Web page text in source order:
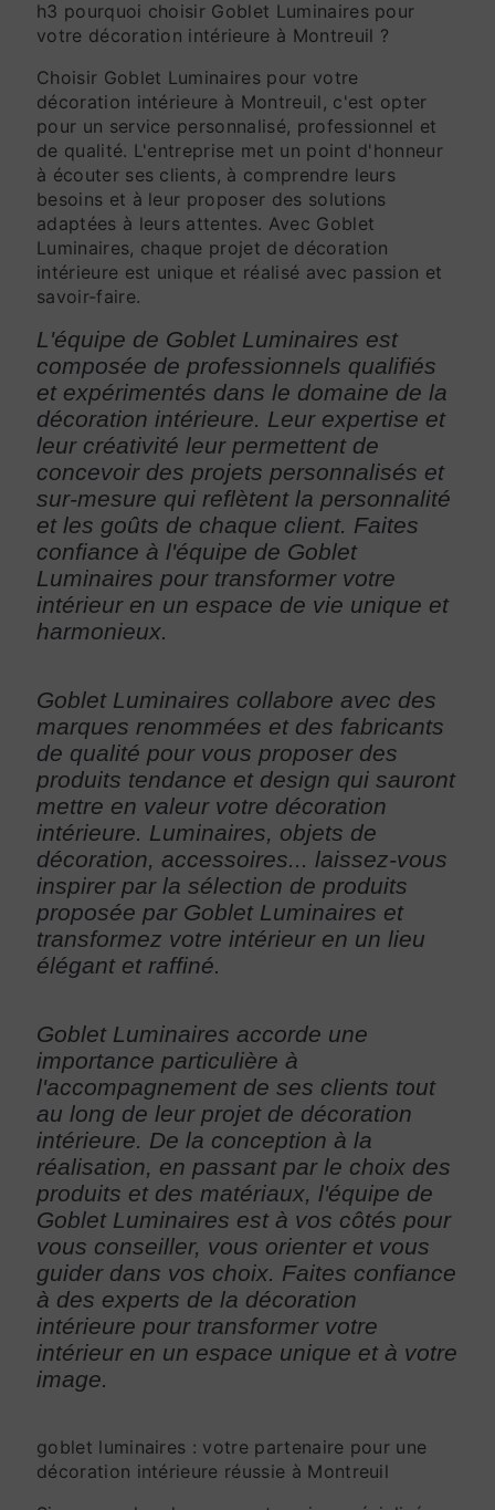
h3 pourquoi choisir Goblet Luminaires pour
votre décoration intérieure à Montreuil ?
Choisir Goblet Luminaires pour votre
décoration intérieure à Montreuil, c'est opter
pour un service personnalisé, professionnel et
de qualité. L'entreprise met un point d'honneur
à écouter ses clients, à comprendre leurs
besoins et à leur proposer des solutions
adaptées à leurs attentes. Avec Goblet
Luminaires, chaque projet de décoration
intérieure est unique et réalisé avec passion et
savoir-faire.
L'équipe de Goblet Luminaires est
composée de professionnels qualifiés
et expérimentés dans le domaine de la
décoration intérieure. Leur expertise et
leur créativité leur permettent de
concevoir des projets personnalisés et
sur-mesure qui reflètent la personnalité
et les goûts de chaque client. Faites
confiance à l'équipe de Goblet
Luminaires pour transformer votre
intérieur en un espace de vie unique et
harmonieux.
Goblet Luminaires collabore avec des
marques renommées et des fabricants
de qualité pour vous proposer des
produits tendance et design qui sauront
mettre en valeur votre décoration
intérieure. Luminaires, objets de
décoration, accessoires... laissez-vous
inspirer par la sélection de produits
proposée par Goblet Luminaires et
transformez votre intérieur en un lieu
élégant et raffiné.
Goblet Luminaires accorde une
importance particulière à
l'accompagnement de ses clients tout
au long de leur projet de décoration
intérieure. De la conception à la
réalisation, en passant par le choix des
produits et des matériaux, l'équipe de
Goblet Luminaires est à vos côtés pour
vous conseiller, vous orienter et vous
guider dans vos choix. Faites confiance
à des experts de la décoration
intérieure pour transformer votre
intérieur en un espace unique et à votre
image.
goblet luminaires : votre partenaire pour une
décoration intérieure réussie à Montreuil